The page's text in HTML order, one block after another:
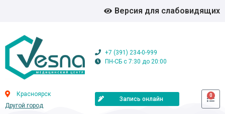
Версия для слабовидящих
+7 (391) 234-0-999
ПН-СБ с 7:30 до 20:00
Красноярск
Другой город
Запись онлайн
0